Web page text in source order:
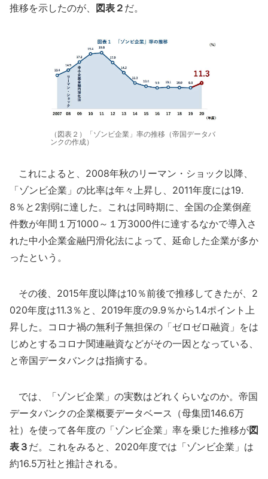
推移を示したのが、 図表２ だ。
（図表２）「ゾンビ企業」率の推移（帝国データバ
ンクの作成）
これによると、2008年秋のリーマン・ショック以降、
「ゾンビ企業」の比率は年々上昇し、2011年度には19.
8％と2割弱に達した。これは同時期に、全国の企業倒産
件数が年間１万1000～１万3000件に達するなかで導入さ
れた中小企業金融円滑化法によって、延命した企業が多か
ったという。
その後、2015年度以降は10％前後で推移してきたが、2
020年度は11.3％と、2019年度の9.9％から1.4ポイント上
昇した。コロナ禍の無利子無担保の「ゼロゼロ融資」をは
じめとするコロナ関連融資などがその一因となっている、
と帝国データバンクは指摘する。
では、「ゾンビ企業」の実数はどれくらいなのか。帝国
データバンクの企業概要データベース（母集団146.6万
社）を使って各年度の「ゾンビ企業」率を乗じた推移が図
表３ だ。これをみると、2020年度では「ゾンビ企業」は
約16.5万社と推計される。